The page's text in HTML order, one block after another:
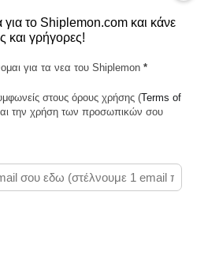
© 2026
by Ghost
για το Shiplemon.com και κάνε
και γρήγορες!
για τα νεα του Shiplemon *
στους όρους χρήσης (Terms of
την χρήση των προσωπικών σου